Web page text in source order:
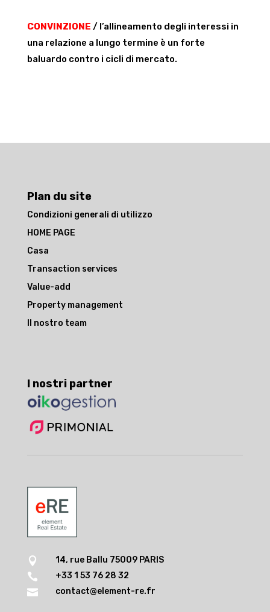
CONVINZIONE / l’allineamento degli interessi in
una relazione a lungo termine è un forte
baluardo contro i cicli di mercato.
Plan du site
Condizioni generali di utilizzo
HOME PAGE
Casa
Transaction services
Value-add
Property management
Il nostro team
I nostri partner
 14, rue Ballu 75009 PARIS
 +33 1 53 76 28 32
 contact@element-re.fr